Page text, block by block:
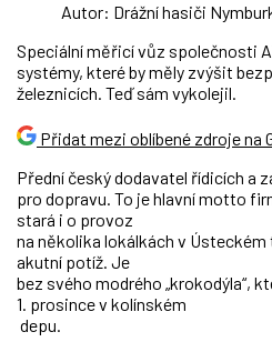
Autor: Drážní hasiči
Speciální měřicí vůz společnosti
systémy, které by měly zvýšit
železnicích. Teď sám vykolejil.
Přidat mezi oblíbené zdroje na
Přední český dodavatel řídicích a
pro dopravu. To je hlavní motto
stará i o provoz
na několika lokálkách v
akutní potíž. Je
bez svého modrého „krokodýla“,
1. prosince v kolínském
depu.